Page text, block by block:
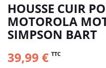
HOUSSE CUIR
MOTOROLA
SIMPSON BART
39,99 € TTC